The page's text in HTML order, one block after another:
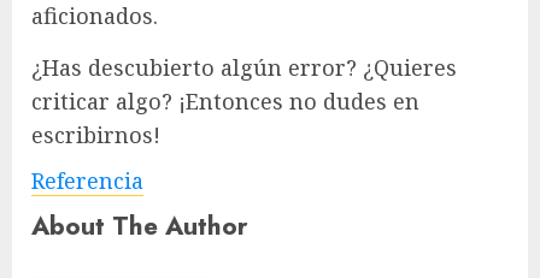
aficionados.
¿Has descubierto algún error? ¿Quieres
criticar algo? ¡Entonces no dudes en
escribirnos!
Referencia
About The Author